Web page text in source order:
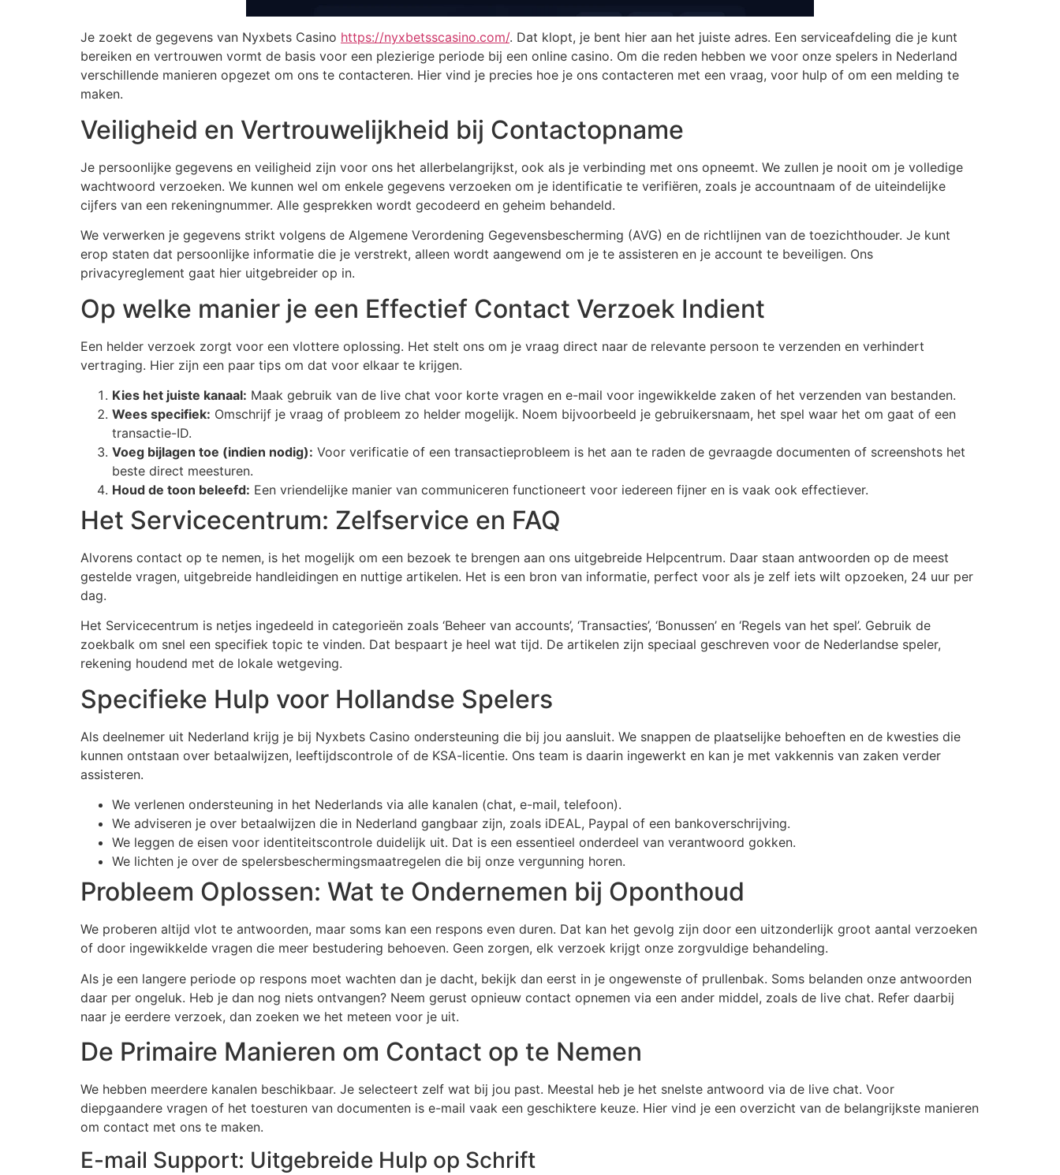
Je zoekt de gegevens van Nyxbets Casino https://nyxbetsscasino.com/. Dat klopt, je bent hier aan het juiste adres. Een serviceafdeling die je kunt
bereiken en vertrouwen vormt de basis voor een plezierige periode bij een online casino. Om die reden hebben we voor onze spelers in Nederland
verschillende manieren opgezet om ons te contacteren. Hier vind je precies hoe je ons contacteren met een vraag, voor hulp of om een melding te
maken.
Veiligheid en Vertrouwelijkheid bij Contactopname
Je persoonlijke gegevens en veiligheid zijn voor ons het allerbelangrijkst, ook als je verbinding met ons opneemt. We zullen je nooit om je volledige
wachtwoord verzoeken. We kunnen wel om enkele gegevens verzoeken om je identificatie te verifiëren, zoals je accountnaam of de uiteindelijke
cijfers van een rekeningnummer. Alle gesprekken wordt gecodeerd en geheim behandeld.
We verwerken je gegevens strikt volgens de Algemene Verordening Gegevensbescherming (AVG) en de richtlijnen van de toezichthouder. Je kunt
erop staten dat persoonlijke informatie die je verstrekt, alleen wordt aangewend om je te assisteren en je account te beveiligen. Ons
privacyreglement gaat hier uitgebreider op in.
Op welke manier je een Effectief Contact Verzoek Indient
Een helder verzoek zorgt voor een vlottere oplossing. Het stelt ons om je vraag direct naar de relevante persoon te verzenden en verhindert
vertraging. Hier zijn een paar tips om dat voor elkaar te krijgen.
Kies het juiste kanaal: Maak gebruik van de live chat voor korte vragen en e-mail voor ingewikkelde zaken of het verzenden van bestanden.
Wees specifiek: Omschrijf je vraag of probleem zo helder mogelijk. Noem bijvoorbeeld je gebruikersnaam, het spel waar het om gaat of een
transactie-ID.
Voeg bijlagen toe (indien nodig): Voor verificatie of een transactieprobleem is het aan te raden de gevraagde documenten of screenshots het
beste direct meesturen.
Houd de toon beleefd: Een vriendelijke manier van communiceren functioneert voor iedereen fijner en is vaak ook effectiever.
Het Servicecentrum: Zelfservice en FAQ
Alvorens contact op te nemen, is het mogelijk om een bezoek te brengen aan ons uitgebreide Helpcentrum. Daar staan antwoorden op de meest
gestelde vragen, uitgebreide handleidingen en nuttige artikelen. Het is een bron van informatie, perfect voor als je zelf iets wilt opzoeken, 24 uur per
dag.
Het Servicecentrum is netjes ingedeeld in categorieën zoals ‘Beheer van accounts’, ‘Transacties’, ‘Bonussen’ en ‘Regels van het spel’. Gebruik de
zoekbalk om snel een specifiek topic te vinden. Dat bespaart je heel wat tijd. De artikelen zijn speciaal geschreven voor de Nederlandse speler,
rekening houdend met de lokale wetgeving.
Specifieke Hulp voor Hollandse Spelers
Als deelnemer uit Nederland krijg je bij Nyxbets Casino ondersteuning die bij jou aansluit. We snappen de plaatselijke behoeften en de kwesties die
kunnen ontstaan over betaalwijzen, leeftijdscontrole of de KSA-licentie. Ons team is daarin ingewerkt en kan je met vakkennis van zaken verder
assisteren.
We verlenen ondersteuning in het Nederlands via alle kanalen (chat, e-mail, telefoon).
We adviseren je over betaalwijzen die in Nederland gangbaar zijn, zoals iDEAL, Paypal of een bankoverschrijving.
We leggen de eisen voor identiteitscontrole duidelijk uit. Dat is een essentieel onderdeel van verantwoord gokken.
We lichten je over de spelersbeschermingsmaatregelen die bij onze vergunning horen.
Probleem Oplossen: Wat te Ondernemen bij Oponthoud
We proberen altijd vlot te antwoorden, maar soms kan een respons even duren. Dat kan het gevolg zijn door een uitzonderlijk groot aantal verzoeken
of door ingewikkelde vragen die meer bestudering behoeven. Geen zorgen, elk verzoek krijgt onze zorgvuldige behandeling.
Als je een langere periode op respons moet wachten dan je dacht, bekijk dan eerst in je ongewenste of prullenbak. Soms belanden onze antwoorden
daar per ongeluk. Heb je dan nog niets ontvangen? Neem gerust opnieuw contact opnemen via een ander middel, zoals de live chat. Refer daarbij
naar je eerdere verzoek, dan zoeken we het meteen voor je uit.
De Primaire Manieren om Contact op te Nemen
We hebben meerdere kanalen beschikbaar. Je selecteert zelf wat bij jou past. Meestal heb je het snelste antwoord via de live chat. Voor
diepgaandere vragen of het toesturen van documenten is e-mail vaak een geschiktere keuze. Hier vind je een overzicht van de belangrijkste manieren
om contact met ons te maken.
E-mail Support: Uitgebreide Hulp op Schrift